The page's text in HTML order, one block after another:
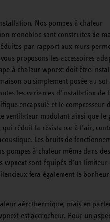
Nos pompes à chaleur
monobloc sont construites de
par rapport aux murs
proposons les accessoires
à chaleur wpnext doit être
ou simplement posée au sol
les variantes d’installation de
encapsulé et le compresseur
ventilateur modulant ainsi que le
qui réduit la résistance à l’air,
Les bruits de
pompes à chaleur même dans
wpnext sont équipés d’un
fera également le bonheur
aérothermique, mais en
est accrocheur. Pour un